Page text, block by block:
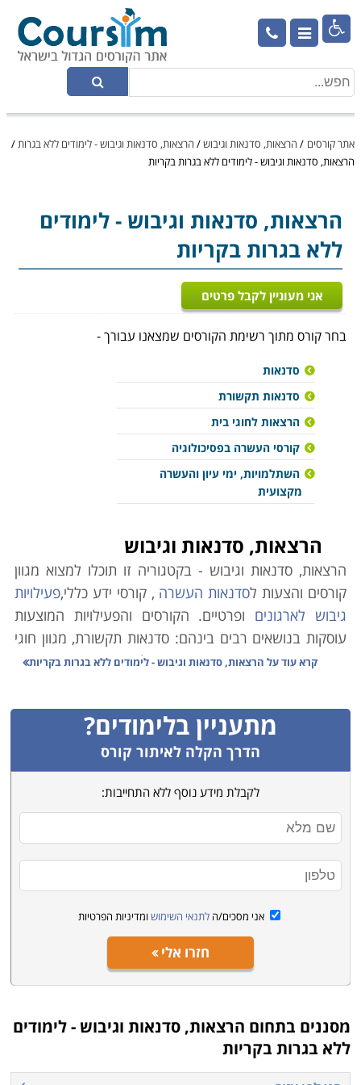

אתר קורסים / הרצאות, סדנאות וגיבוש/ הרצאות, סדנאות וגיבוש - לימודים ללא בגרות/
הרצאות, סדנאות וגיבוש - לימודים ללא בגרות בקריות
הרצאות, סדנאות וגיבוש - לימודים
ללא בגרות בקריות
אני מעוניין לקבל פרטים
בחר קורס מתוך רשימת הקורסים שמצאנו עבורך -
סדנאות
סדנאות תקשורת
הרצאות לחוגי בית
קורסי העשרה בפסיכולוגיה
השתלמויות, ימי עיון והעשרה
מקצועית
הרצאות, סדנאות וגיבוש
הרצאות, סדנאות וגיבוש - בקטגוריה זו תוכלו למצוא מגוון
קורסים והצעות לסדנאות העשרה , קורסי ידע כללי,פעילויות
גיבוש לארגונים ופרטיים. הקורסים והפעילויות המוצעות
עוסקות בנושאים רבים בינהם: סדנאות תקשורת, מגוון חוגי
בית, יצירה,קורסי העשרה בפסיכולוגיה, קורס העשרה
לארגונים בתחומים שונים ועוד. אתר קורסים מציע לכם מגוון
קורסים ופעילויות להעשרה ולימי כיף, בחרו את הרצוי,
השאירו פרטים ונציג יחזור אליכם.
קרא עוד על הרצאות, סדנאות וגיבוש - לימודים ללא בגרות בקריות
מתעניין בלימודים?
הדרך הקלה לאיתור קורס
לקבלת מידע נוסף ללא התחייבות:
אני מסכים/ה לתנאי השימוש ומדיניות הפרטיות
חזרו אלי
מסננים בתחום הרצאות, סדנאות וגיבוש - לימודים
ללא בגרות בקריות